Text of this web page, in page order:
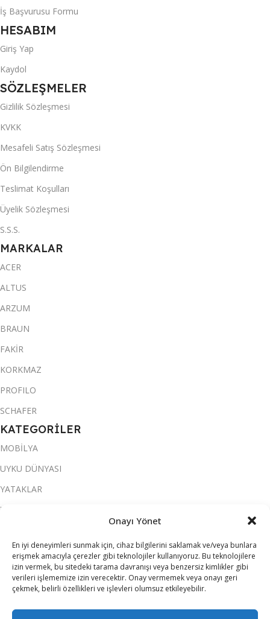
Onayı Yönet
En iyi deneyimleri sunmak için, cihaz bilgilerini saklamak ve/veya bunlara
erişmek amacıyla çerezler gibi teknolojiler kullanıyoruz. Bu teknolojilere
izin vermek, bu sitedeki tarama davranışı veya benzersiz kimlikler gibi
verileri işlememize izin verecektir. Onay vermemek veya onayı geri
çekmek, belirli özellikleri ve işlevleri olumsuz etkileyebilir.
İş Başvurusu Formu
HESABIM
Giriş Yap
Kaydol
SÖZLEŞMELER
Gizlilik Sözleşmesi
KVKK
Mesafeli Satış Sözleşmesi
Ön Bilgilendirme
Teslimat Koşulları
Üyelik Sözleşmesi
S.S.S.
MARKALAR
ACER
ALTUS
ARZUM
BRAUN
FAKİR
KORKMAZ
PROFILO
SCHAFER
KATEGORİLER
MOBİLYA
UYKU DÜNYASI
YATAKLAR
YATAK ODASI
KOLTUK TAKIMI
YEMEK ODASI
SOFRA & MUTFAK
ELEKTRİKLİ EV ALETLERİ